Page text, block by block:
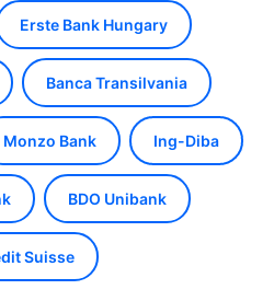
Erste Bank Hungary
Banca Transilvania
Monzo Bank Ing-Diba
BDO Unibank
Suisse